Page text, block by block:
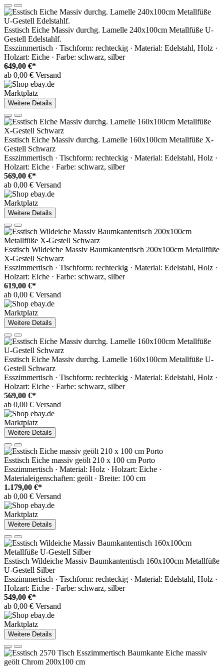
Esstisch Eiche Massiv durchg. Lamelle 240x100cm Metallfüße U-
Gestell Edelstahlf.
Esszimmertisch · Tischform: rechteckig · Material: Edelstahl, Holz ·
Holzart: Eiche · Farbe: schwarz, silber
649,00 €*
ab 0,00 € Versand
Marktplatz
Weitere Details
Esstisch Eiche Massiv durchg. Lamelle 160x100cm Metallfüße X-
Gestell Schwarz
Esszimmertisch · Tischform: rechteckig · Material: Edelstahl, Holz ·
Holzart: Eiche · Farbe: schwarz, silber
569,00 €*
ab 0,00 € Versand
Marktplatz
Weitere Details
Esstisch Wildeiche Massiv Baumkantentisch 200x100cm Metallfüße
X-Gestell Schwarz
Esszimmertisch · Tischform: rechteckig · Material: Edelstahl, Holz ·
Holzart: Eiche · Farbe: schwarz, silber
619,00 €*
ab 0,00 € Versand
Marktplatz
Weitere Details
Esstisch Eiche Massiv durchg. Lamelle 160x100cm Metallfüße U-
Gestell Schwarz
Esszimmertisch · Tischform: rechteckig · Material: Edelstahl, Holz ·
Holzart: Eiche · Farbe: schwarz, silber
569,00 €*
ab 0,00 € Versand
Marktplatz
Weitere Details
Esstisch Eiche massiv geölt 210 x 100 cm Porto
Esszimmertisch · Material: Holz · Holzart: Eiche ·
Materialeigenschaften: geölt · Breite: 100 cm
1.179,00 €*
ab 0,00 € Versand
Marktplatz
Weitere Details
Esstisch Wildeiche Massiv Baumkantentisch 160x100cm Metallfüße
U-Gestell Silber
Esszimmertisch · Tischform: rechteckig · Material: Edelstahl, Holz ·
Holzart: Eiche · Farbe: schwarz, silber
549,00 €*
ab 0,00 € Versand
Marktplatz
Weitere Details